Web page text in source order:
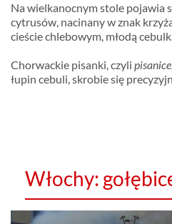
Na wielkanocnym stole pojawia
cytrusów, nacinany w znak
cieście chlebowym, młodą
Chorwackie pisanki, czylipisanice
łupin cebuli, skrobie się
Włochy: